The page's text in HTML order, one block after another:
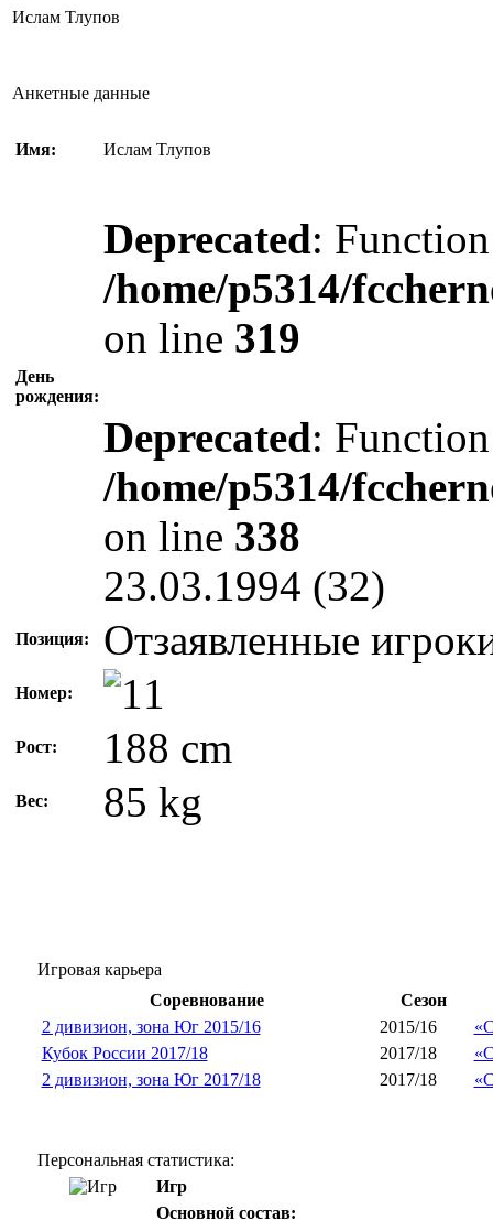
Ислам Тлупов
Анкетные данные
Имя: Ислам Тлупов
День
рождения:
Deprecated:
/home/p5314/
on line 319
Deprecated:
/home/p5314/
on line 338
23.03.1994 (32)
Позиция: Отзаявленные
Номер:
Рост: 188 cm
Вес: 85 kg
Игровая карьера
Соревнование
Сезон
2 дивизион, зона Юг 2015/16
2015/16
Кубок России 2017/18
2017/18
2 дивизион, зона Юг 2017/18
2017/18
Персональная статистика:
Игр
Основной состав: